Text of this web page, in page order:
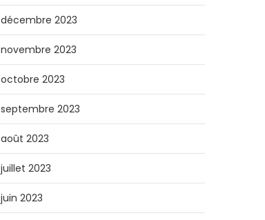
décembre 2023
novembre 2023
octobre 2023
septembre 2023
août 2023
juillet 2023
juin 2023